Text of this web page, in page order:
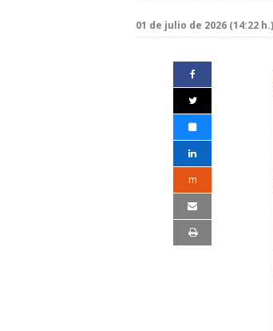
01 de julio de 2026 (14:22 h.)
m